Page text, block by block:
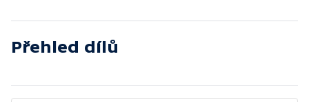
Přehled dílů